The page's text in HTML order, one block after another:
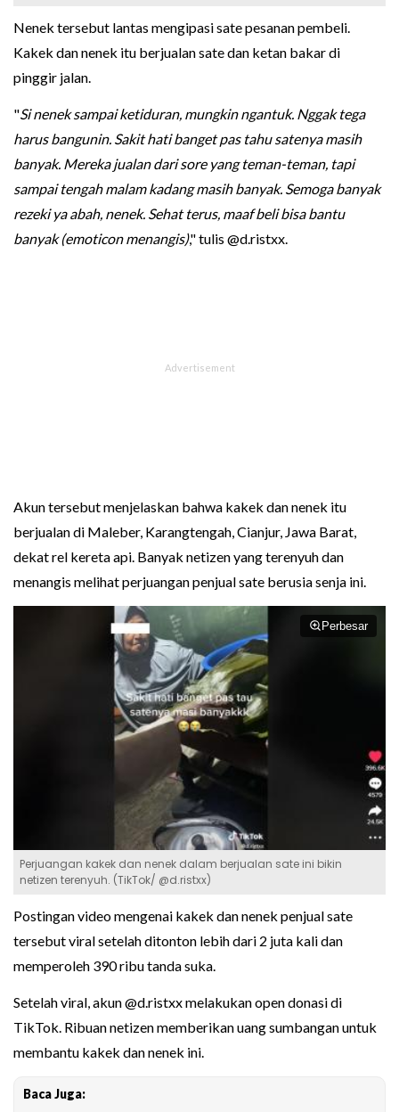
Nenek tersebut lantas mengipasi sate pesanan pembeli.
Kakek dan nenek itu berjualan sate dan ketan bakar di
pinggir jalan.
"Si nenek sampai ketiduran, mungkin ngantuk. Nggak tega
harus bangunin. Sakit hati banget pas tahu satenya masih
banyak. Mereka jualan dari sore yang teman-teman, tapi
sampai tengah malam kadang masih banyak. Semoga banyak
rezeki ya abah, nenek. Sehat terus, maaf beli bisa bantu
banyak (emoticon menangis)," tulis @d.ristxx.
Akun tersebut menjelaskan bahwa kakek dan nenek itu
berjualan di Maleber, Karangtengah, Cianjur, Jawa Barat,
dekat rel kereta api. Banyak netizen yang terenyuh dan
menangis melihat perjuangan penjual sate berusia senja ini.
Perbesar
Perjuangan kakek dan nenek dalam berjualan sate ini bikin
netizen terenyuh. (TikTok/ @d.ristxx)
Postingan video mengenai kakek dan nenek penjual sate
tersebut viral setelah ditonton lebih dari 2 juta kali dan
memperoleh 390 ribu tanda suka.
Setelah viral, akun @d.ristxx melakukan open donasi di
TikTok. Ribuan netizen memberikan uang sumbangan untuk
membantu kakek dan nenek ini.
Baca Juga: